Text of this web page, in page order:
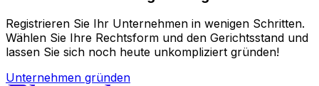
Registrieren Sie Ihr Unternehmen in wenigen Schritten.
Wählen Sie Ihre Rechtsform und den Gerichtsstand und
lassen Sie sich noch heute unkompliziert gründen!
Unternehmen gründen